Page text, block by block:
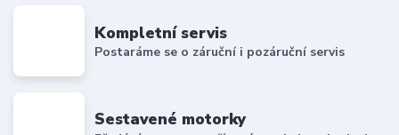
Kompletní servis
Postaráme se o záruční i pozáruční servis
Sestavené motorky